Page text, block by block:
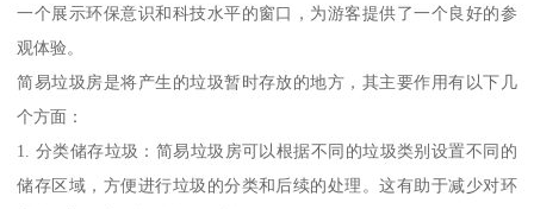
一个展示环保意识和科技水平的窗口，为游客提供了一个良好的参
观体验。
简易垃圾房是将产生的垃圾暂时存放的地方，其主要作用有以下几
个方面：
1. 分类储存垃圾：简易垃圾房可以根据不同的垃圾类别设置不同的
储存区域，方便进行垃圾的分类和后续的处理。这有助于减少对环